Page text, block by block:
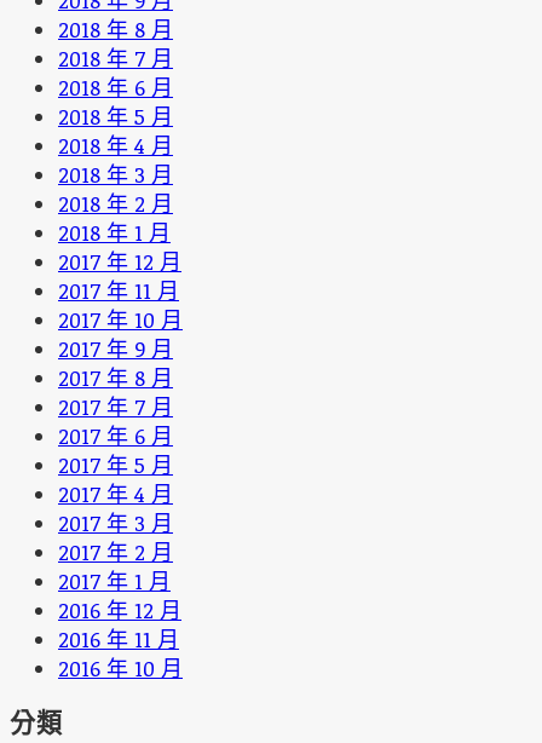
2018 年 8 月
2018 年 7 月
2018 年 6 月
2018 年 5 月
2018 年 4 月
2018 年 3 月
2018 年 2 月
2018 年 1 月
2017 年 12 月
2017 年 11 月
2017 年 10 月
2017 年 9 月
2017 年 8 月
2017 年 7 月
2017 年 6 月
2017 年 5 月
2017 年 4 月
2017 年 3 月
2017 年 2 月
2017 年 1 月
2016 年 12 月
2016 年 11 月
2016 年 10 月
分類